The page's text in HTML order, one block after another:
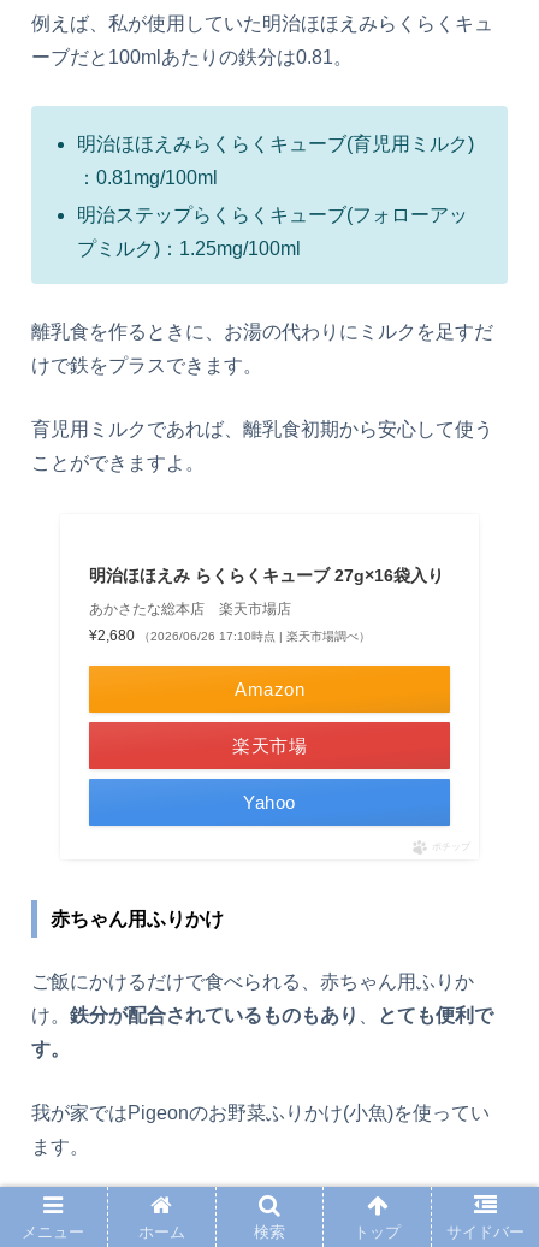
例えば、私が使用していた明治ほほえみらくらくキュ
ーブだと100mlあたりの鉄分は0.81。
明治ほほえみらくらくキューブ(育児用ミルク)
：0.81mg/100ml
明治ステップらくらくキューブ(フォローアッ
プミルク)：1.25mg/100ml
離乳食を作るときに、お湯の代わりにミルクを足すだ
けで鉄をプラスできます。
育児用ミルクであれば、離乳食初期から安心して使う
ことができますよ。
明治ほほえみ らくらくキューブ 27g×16袋入り
あかさたな総本店 楽天市場店
¥2,680
（2026/06/26 17:10時点 | 楽天市場調べ）
Amazon
楽天市場
Yahoo
ポチップ
赤ちゃん用ふりかけ
ご飯にかけるだけで食べられる、赤ちゃん用ふりか
け。 鉄分が配合されているものもあり
とても便利で
す。
我が家ではPigeonのお野菜ふりかけ(小魚)を使ってい
ます。
このふりかけは、1食1.7gあたりの鉄分は1.6mg。1日
メニュー ホーム 検索 トップ サイドバー